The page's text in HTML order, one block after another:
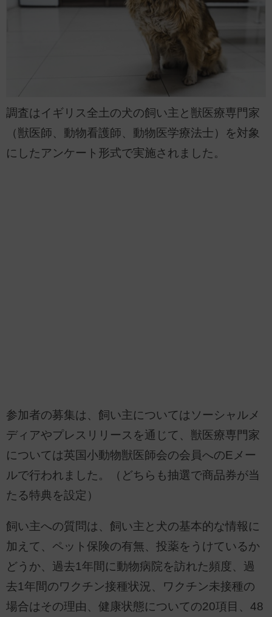
調査はイギリス全土の犬の飼い主と獣医療専門家
（獣医師、動物看護師、動物医学療法士）を対象
にしたアンケート形式で実施されました。
参加者の募集は、飼い主についてはソーシャルメ
ディアやプレスリリースを通じて、獣医療専門家
については英国小動物獣医師会の会員へのEメー
ルで行われました。（どちらも抽選で商品券が当
たる特典を設定）
飼い主への質問は、飼い主と犬の基本的な情報に
加えて、ペット保険の有無、投薬をうけているか
どうか、過去1年間に動物病院を訪れた頻度、過
去1年間のワクチン接種状況、ワクチン未接種の
場合はその理由、健康状態についての20項目、48